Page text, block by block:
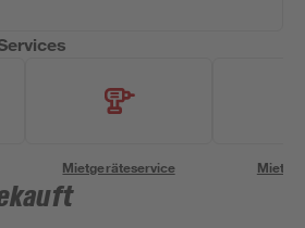
Mietgeräteservice